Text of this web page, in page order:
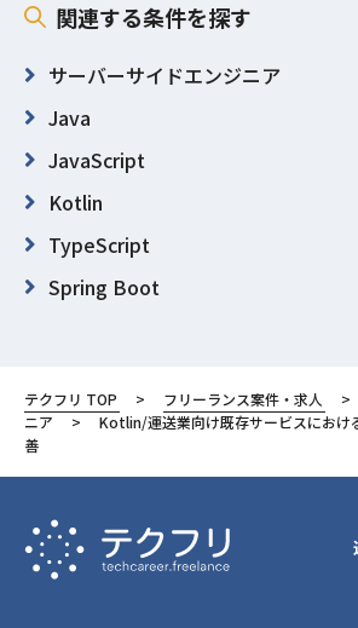
関連する条件を探す
サーバーサイドエンジニア
Java
JavaScript
Kotlin
TypeScript
Spring Boot
渋谷区
テクフリ TOP フリーランス案件・求人
ニア
Kotlin/運送業向け既存サービスにおけ
善